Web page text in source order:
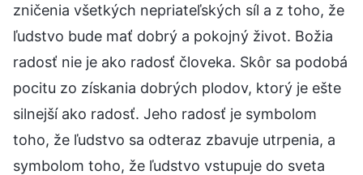
zničenia všetkých nepriateľských síl a z toho, že
ľudstvo bude mať dobrý a pokojný život. Božia
radosť nie je ako radosť človeka. Skôr sa podobá
pocitu zo získania dobrých plodov, ktorý je ešte
silnejší ako radosť. Jeho radosť je symbolom
toho, že ľudstvo sa odteraz zbavuje utrpenia, a
symbolom toho, že ľudstvo vstupuje do sveta